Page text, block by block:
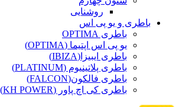
روشنایی
باطری و یو پی اس
باطری OPTIMA
یو پی اس اپتیما (OPTIMA)
باطری ایبیزا(IBIZA)
باطری پلاتینیوم (PLATINUM)
باطری فالکون(FALCON)
باطری کی اچ پاور (KH POWER)